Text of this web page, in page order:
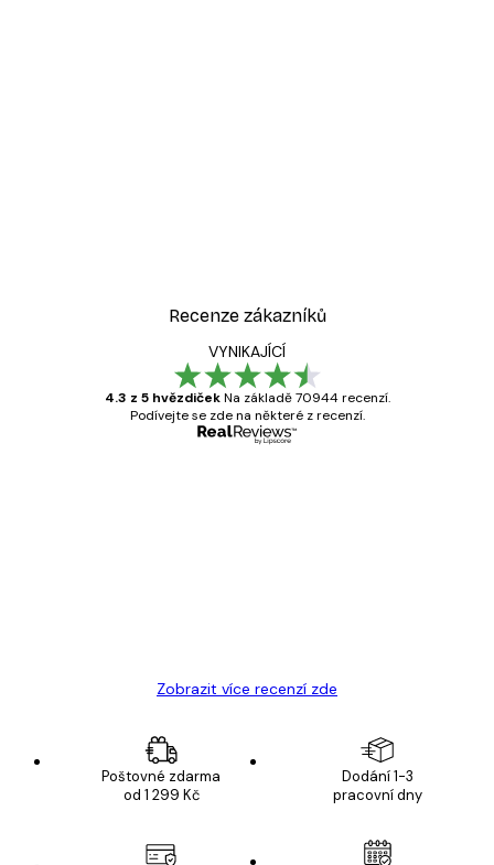
Recenze zákazníků
VYNIKAJÍCÍ
4.3 z 5 hvězdiček Na základě 70944 recenzí.
Podívejte se zde na některé z recenzí.
Zobrazit více recenzí zde
Poštovné zdarma
od 1 299 Kč
Dodání 1-3
pracovní dny